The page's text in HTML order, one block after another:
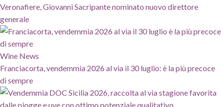
Veronafiere, Giovanni Sacripante nominato nuovo direttore
generale
Wine News
Franciacorta, vendemmia 2026 al via il 30 luglio: è la più precoce
di sempre